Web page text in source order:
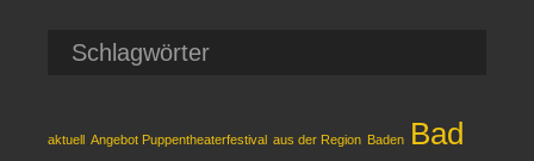
Schlagwörter
aktuell Angebot Puppentheaterfestival aus der Region Baden Bad